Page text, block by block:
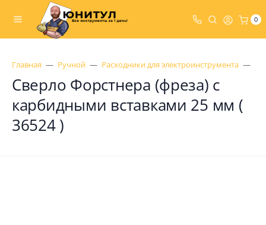
0
Главная Ручной Расходники для электроинструмента
Сверло Форстнера (фреза) с
карбидными вставками 25 мм (
36524 )